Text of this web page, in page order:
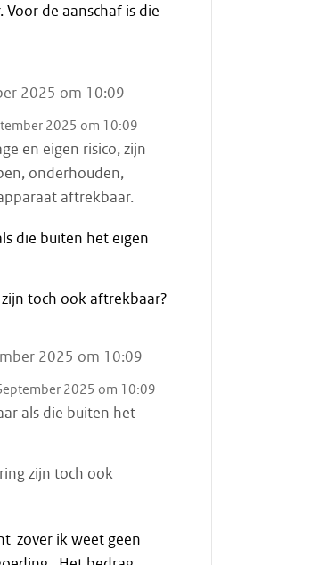
de aanschaf is die
2025 om 10:09
2025 om 10:09
en eigen risico, zijn
onderhouden,
aftrekbaar.
die buiten het eigen
toch ook aftrekbaar?
2025 om 10:09
2025 om 10:09
als die buiten het
zijn toch ook
zover ik weet geen